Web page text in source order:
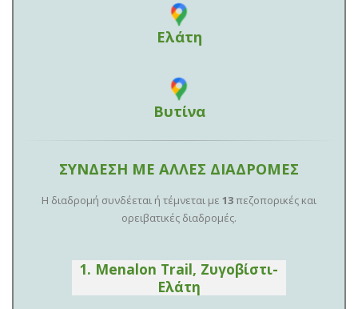
Ελάτη
Βυτίνα
ΣΥΝΔΕΣΗ ΜΕ ΑΛΛΕΣ ΔΙΑΔΡΟΜΕΣ
Η διαδρομή συνδέεται ή τέμνεται με 13πεζοπορικές και
ορειβατικές διαδρομές.
1. Menalon Trail, Ζυγοβίστι-
Ελάτη